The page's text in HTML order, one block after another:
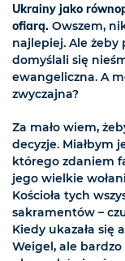
Ukrainy jako
ofiarą. Owszem,
najlepiej. Ale żeby
domyślali się
ewangeliczna. A
zwyczajna?
Za mało wiem,
decyzje. Miałbym
którego zdaniem
jego wielkie
Kościoła tych
sakramentów –
Kiedy ukazała się
Weigel, ale